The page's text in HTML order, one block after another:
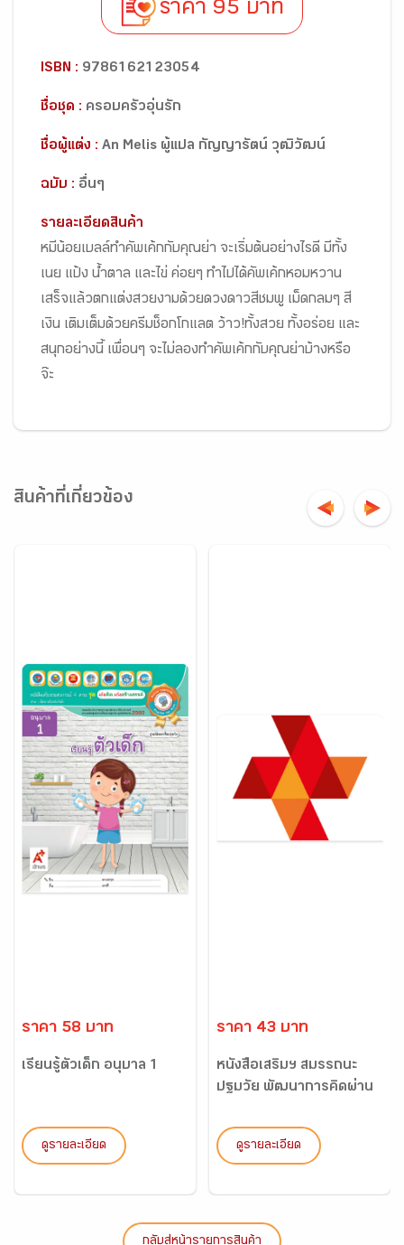
ราคา 95 บาท
ISBN : 9786162123054
ชื่อชุด : ครอบครัวอุ่นรัก
ชื่อผู้แต่ง : An Melis ผู้แปล กัญญารัตน์ วุฒิวัฒน์
ฉบับ : อื่นๆ
รายละเอียดสินค้า
หมีน้อยเบลล์ทำคัพเค้กกับคุณย่า จะเริ่มต้นอย่างไรดี มีทั้ง
เนย แป้ง น้ำตาล และไข่ ค่อยๆ ทำไปได้คัพเค้กหอมหวาน
เสร็จแล้วตกแต่งสวยงามด้วยดวงดาวสีชมพู เม็ดกลมๆ สี
เงิน เติมเต็มด้วยครีมช็อกโกแลต ว้าว!ทั้งสวย ทั้งอร่อย และ
สนุกอย่างนี้ เพื่อนๆ จะไม่ลองทำคัพเค้กกับคุณย่าบ้างหรือ
จ๊ะ
สินค้าที่เกี่ยวข้อง
ราคา 58 บาท
เรียนรู้ตัวเด็ก อนุบาล 1
ดูรายละเอียด
ราคา 43 บาท
หนังสือเสริมฯ สมรรถนะ
ปฐมวัย พัฒนาการคิดผ่าน
ดูรายละเอียด
กลับสู่หน้ารายการสินค้า